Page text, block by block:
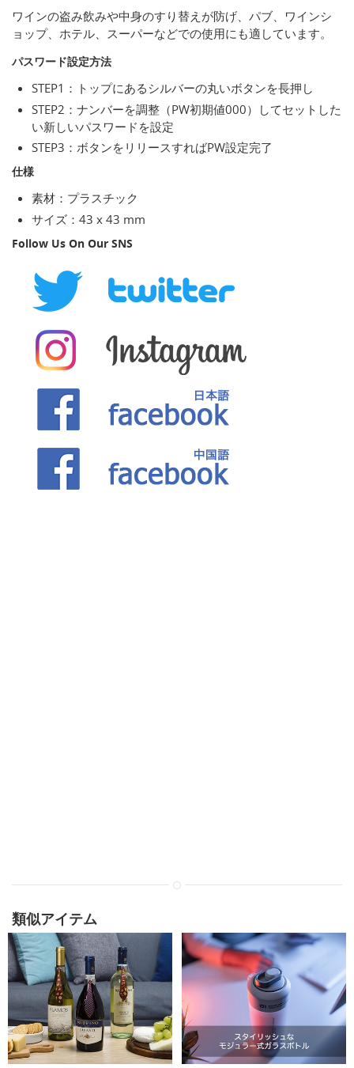
ワインの盗み飲みや中身のすり替えが防げ、パブ、ワインシ
ョップ、ホテル、スーパーなどでの使用にも適しています。
パスワード設定方法
STEP1：トップにあるシルバーの丸いボタンを長押し
STEP2：ナンバーを調整（PW初期値000）してセットした
い新しいパスワードを設定
STEP3：ボタンをリリースすればPW設定完了
仕様
素材：プラスチック
サイズ：43 x 43 mm
Follow Us On Our SNS
類似アイテム